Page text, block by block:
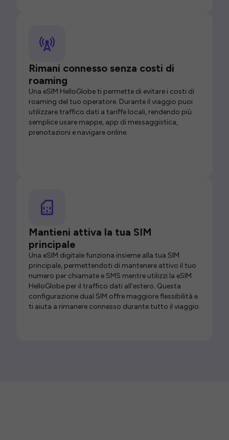
Rimani connesso senza costi di
roaming
Una eSIM HelloGlobe ti permette di evitare i costi di
roaming del tuo operatore. Durante il viaggio puoi
utilizzare traffico dati a tariffe locali, rendendo più
semplice usare mappe, app di messaggistica,
prenotazioni e navigare online.
Mantieni attiva la tua SIM
principale
Una eSIM digitale funziona insieme alla tua SIM
principale, permettendoti di mantenere attivo il tuo
numero per chiamate e SMS mentre utilizzi la eSIM
HelloGlobe per il traffico dati all’estero. Questa
configurazione dual SIM offre maggiore flessibilità e
ti aiuta a rimanere connesso durante tutto il viaggio.